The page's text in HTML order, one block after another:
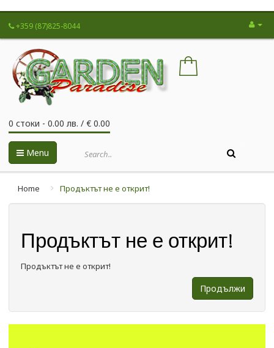
+359 (87)825-8044
0 стоки - 0.00 лв. / € 0.00
Menu
Home Продъктът не е открит!
Продъктът не е открит!
Продъктът не е открит!
Продължи